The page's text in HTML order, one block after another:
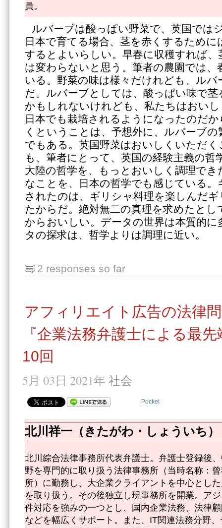
員。
ルバーブは酸っぱい野菜で、英国では
日本で育てる場合、茎を赤くするために
するとよいらしい。早春に収穫すれば
は変わらないと思う。筆者の農園では、
いる。野菜の味は様々だけれども、ルバ
だ。ルバーブとしては、酸っぱい味で
かもしれないけれども、私たちはおい
日本でも栽培されるようになったのだ
くということは、予想外に、ルバーブの
でもある。英国野菜はおいしくいただ
も、筆者にとって、英国の経験主義の哲
大陸の哲学を、もっとおいしく調理で
なことを、日本の哲学でも感じている。
されたのは、ギリシャ料理を楽しんだ
たからだ。絶対無二の真理を求めたとし
からおいしい。データの世界は本質的に
タの探求は、哲学よりは調理に近い。
2 responses so far
アフィリエイト広告の法律
『企業法務弁護士による最
10回
5月 03日 2021年 社会
Pocket
北川祥一（きたがわ・しょういち）
北川綜合法律事務所代表弁護士。弁護士登録後
野を専門的に取り扱う法律事務所（当時名称：
所）に勤務し、大企業クライアントを中心とし
を取り扱う。その後独立し現事務所を開業。ア
件対応を強みの一つとし、国内企業法務、法律
などを幅広くサポート。また、IT関連法務分野